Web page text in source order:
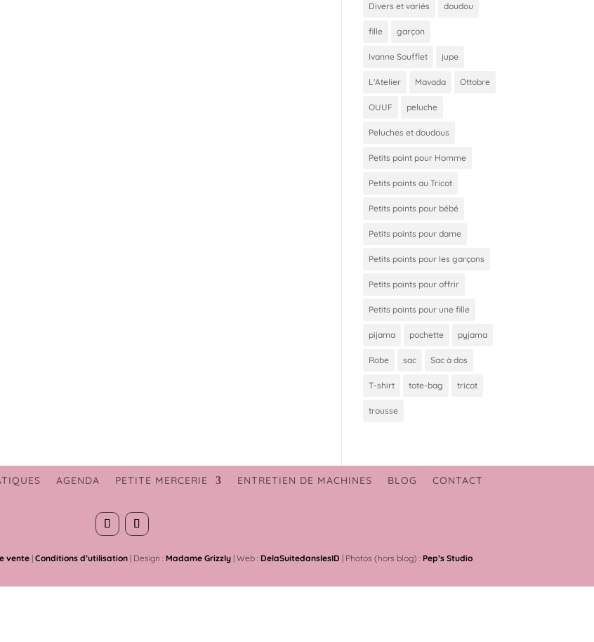
Divers et variés doudou
fille garçon
Ivanne Soufflet jupe
L'Atelier Mavada Ottobre
OUUF peluche
Peluches et doudous
Petits point pour Homme
Petits points au Tricot
Petits points pour bébé
Petits points pour dame
Petits points pour les garçons
Petits points pour offrir
Petits points pour une fille
pijama pochette pyjama
Robe sac Sac à dos
T-shirt tote-bag tricot
trousse
AGENDA PETITE MERCERIE ENTRETIEN DE MACHINES BLOG CONTACT
vente| Conditions d’utilisation| Design : Madame Grizzly| Web : DelaSuitedanslesID | Photos (hors blog) : Pep’s Studio